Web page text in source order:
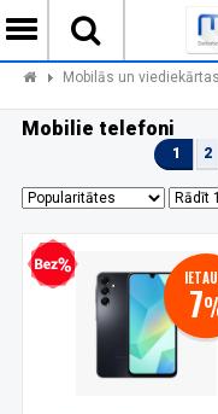
Mobilās un viediekārtas
Mobilie telefoni
1 2
kredīts
7